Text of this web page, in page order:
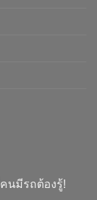
นมีรถต้องรู้!